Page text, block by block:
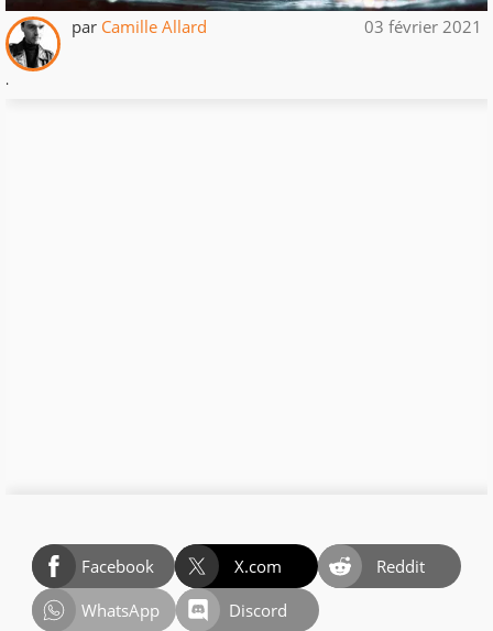
par Camille Allard 03 février 2021
.
Facebook X.com
Reddit
WhatsApp
Discord